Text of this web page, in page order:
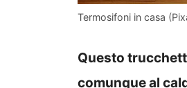
Termosifoni in casa
Questo
comunque al